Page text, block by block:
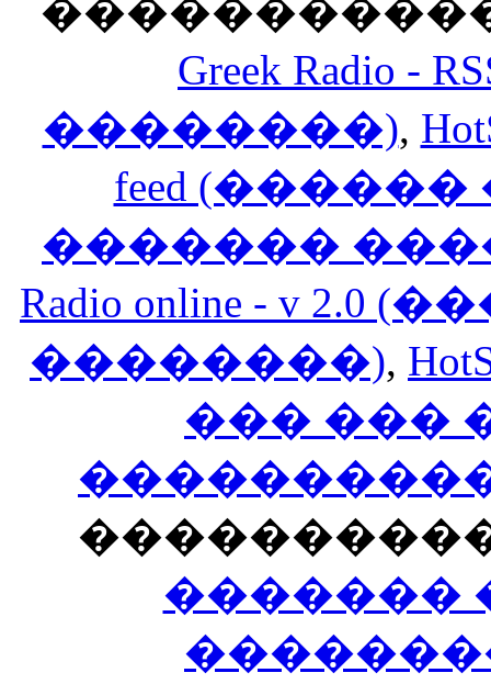
Greek Radio
��������),
feed
�������
Radio online - v
��������),
��� ���
�������